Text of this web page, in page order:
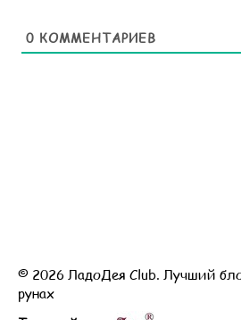
0 КОММЕНТАРИЕВ
© 2026 ЛадоДея Club. Лучший
рунах